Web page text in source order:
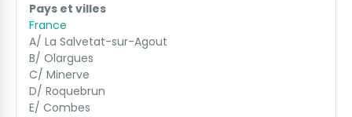
Pays et villes
France
A/ La Salvetat-sur-Agout
B/ Olargues
C/ Minerve
D/ Roquebrun
E/ Combes